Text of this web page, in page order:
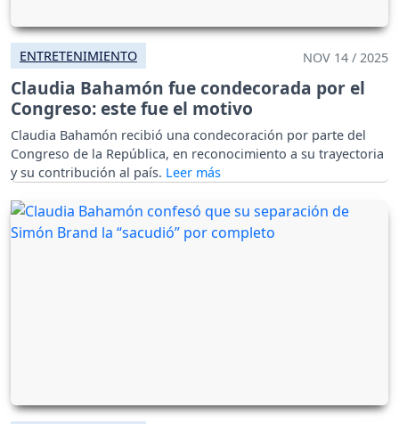
ENTRETENIMIENTO NOV 14 / 2025
Claudia Bahamón fue condecorada por el
Congreso: este fue el motivo
Claudia Bahamón recibió una condecoración por parte del
Congreso de la República, en reconocimiento a su trayectoria
y su contribución al país.